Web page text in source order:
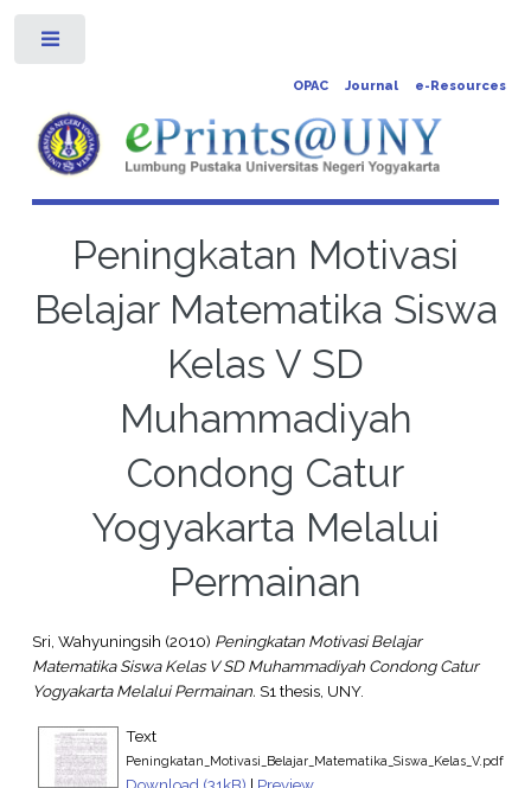
OPAC Journal e-Resources
Peningkatan Motivasi
Belajar Matematika Siswa
Kelas V SD
Muhammadiyah
Condong Catur
Yogyakarta Melalui
Permainan
Sri, Wahyuningsih (2010) Peningkatan Motivasi Belajar
Matematika Siswa Kelas V SD Muhammadiyah Condong Catur
Yogyakarta Melalui Permainan. S1 thesis, UNY.
Text
Peningkatan_Motivasi_Belajar_Matematika_Siswa_Kelas_V.pdf
Download (31kB) | Preview